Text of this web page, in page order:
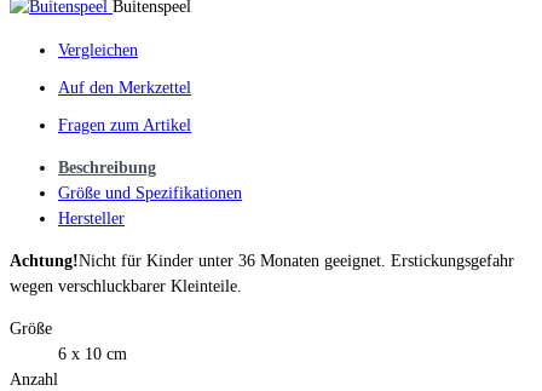
Buitenspeel
Vergleichen
Auf den Merkzettel
Fragen zum Artikel
Beschreibung
Größe und Spezifikationen
Hersteller
Achtung!Nicht für Kinder unter 36 Monaten geeignet. Erstickungsgefahr
wegen verschluckbarer Kleinteile.
Größe
6 x 10 cm
Anzahl